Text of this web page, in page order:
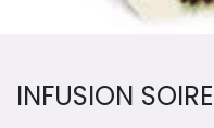
INFUSION